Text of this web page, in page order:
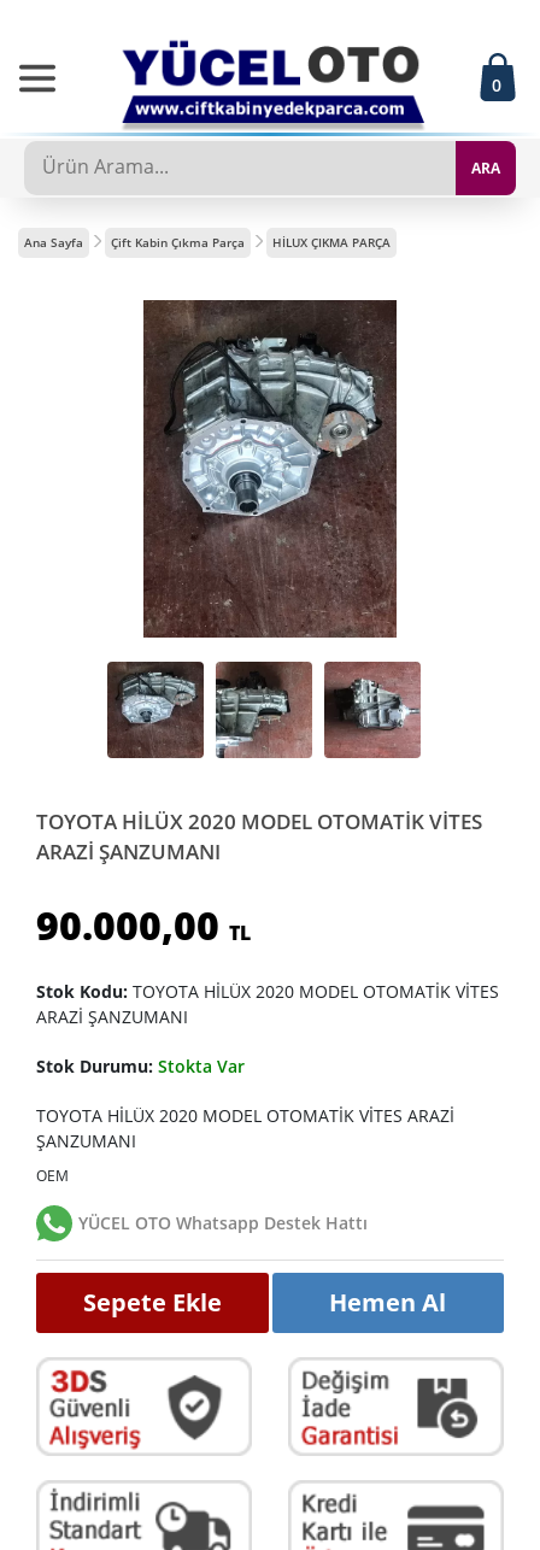
0
ARA
Ana Sayfa Çift Kabin Çıkma Parça HİLUX ÇIKMA PARÇA
TOYOTA HİLÜX 2020 MODEL OTOMATİK VİTES
ARAZİ ŞANZUMANI
90.000,00 TL
Stok Kodu: TOYOTA HİLÜX 2020 MODEL OTOMATİK VİTES
ARAZİ ŞANZUMANI
Stok Durumu: Stokta Var
TOYOTA HİLÜX 2020 MODEL OTOMATİK VİTES ARAZİ
ŞANZUMANI
OEM
YÜCEL OTO Whatsapp Destek Hattı
Sepete Ekle Hemen Al